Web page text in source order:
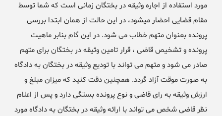
مورد استفاده از اجاره وثیقه در بختگان زمانی است که شما توسط
مقام قضایی احضار میشود، در این حالت از همان ابتدا بررسی
پرونده بعنوان متهم خطاب می شود. در این گام بنابر ماهیت
پرونده و تشخیص قاضی ، قرار تامین وثیقه در بختگان برای متهم
صادر می شود و متهم می تواند با تودیع وثیقه در بختگان به دادگاه
به صورت موقت آزاد گردد. همچنین دقت کنید که میزان مبلغ و
ارزش وثیقه به رای قاضی و نوع پرونده بستگی دارد و پس از اعلام
نظر قاضی شخص می تواند با ارائه وثیقه در بختگان به دادگاه مورد